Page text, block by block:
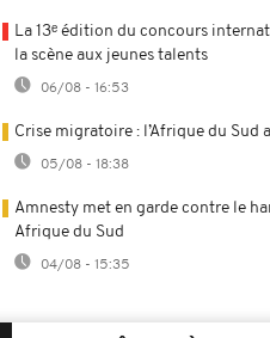
La 13ᵉ édition du concours
la scène aux jeunes talents
06/08 - 16:53
Crise migratoire : l’Afrique du Sud
05/08 - 18:38
Amnesty met en garde contre le
Afrique du Sud
04/08 - 15:35